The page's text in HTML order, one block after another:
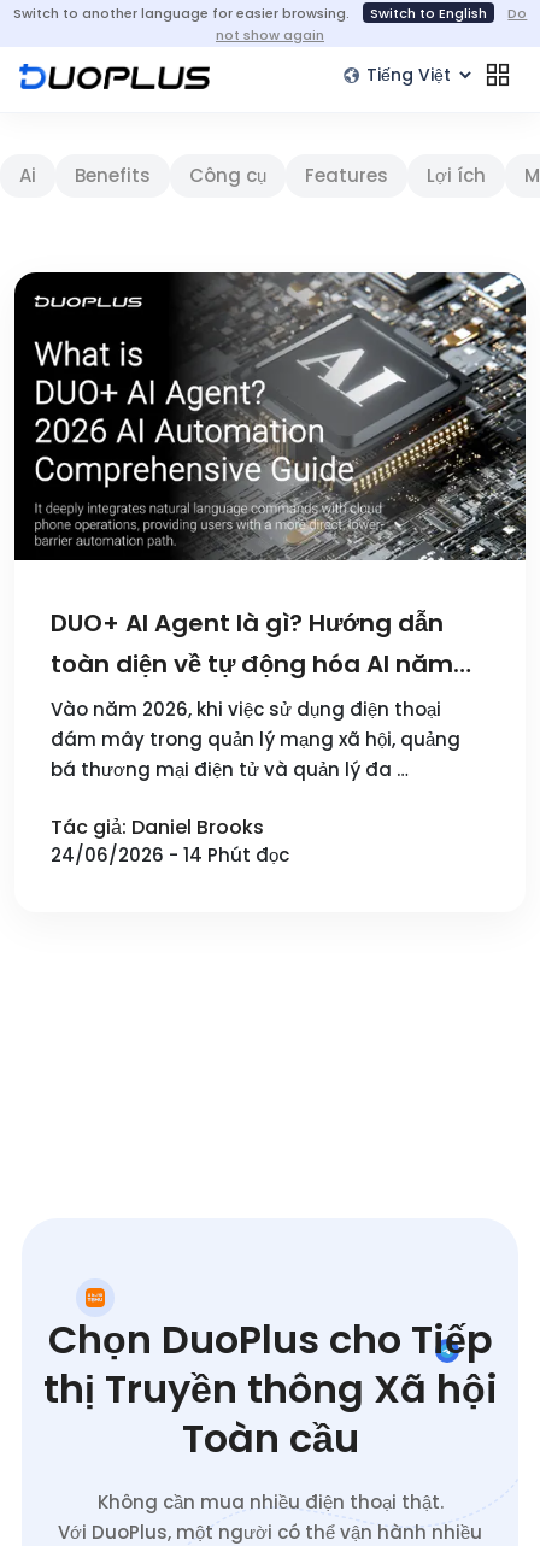
Switch to another language for easier browsing. Switch to English
Do
not show again
Ai Benefits Công cụ Features Lợi ích
DUO+ AI Agent là gì? Hướng dẫn
toàn diện về tự động hóa AI năm
2026
Vào năm 2026, khi việc sử dụng điện thoại
đám mây trong quản lý mạng xã hội, quảng
bá thương mại điện tử và quản lý đa …
Tác giả: Daniel Brooks
24/06/2026 - 14 Phút đọc
Chọn DuoPlus cho Tiếp
thị Truyền thông Xã hội
Toàn cầu
Không cần mua nhiều điện thoại thật.
Với DuoPlus, một người có thể vận hành nhiều